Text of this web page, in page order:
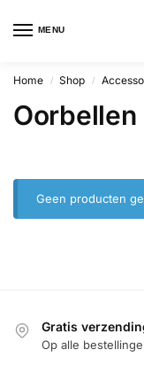
MENU
Home / Shop /
Oorbellen
Geen producten
Gratis
Op alle